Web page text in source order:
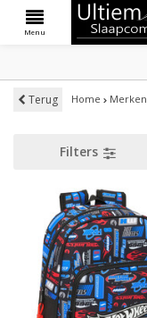
Menu
Terug Home Merken
Filters